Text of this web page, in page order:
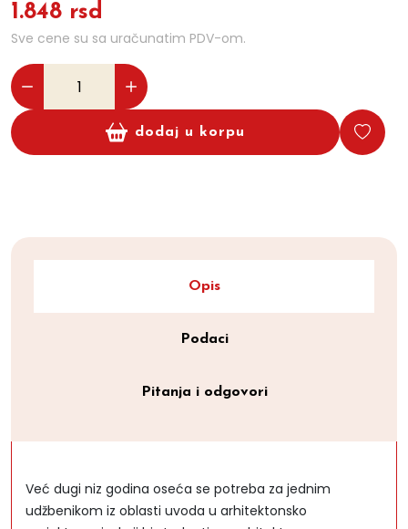
1.848 rsd
Sve cene su sa uračunatim PDV-om.
dodaj u korpu
Opis
Podaci
Pitanja i odgovori
Već dugi niz godina oseća se potreba za jednim
udžbenikom iz oblasti uvoda u arhitektonsko